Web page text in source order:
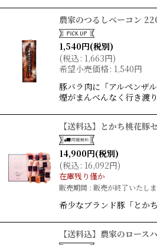
農家のつるしベーコン
1,540円(税別)
(税込: 1,663円)
希望小売価格: 1,540円
豚バラ肉に「アルペンザ
煙がまんべんなく行き渡
【送料込】とかち桃花豚
14,900円(税別)
(税込: 16,092円)
在庫残り僅か
販売期間 : 販売が終了いたし
希少なブランド豚「とか
【送料込】農家のロー